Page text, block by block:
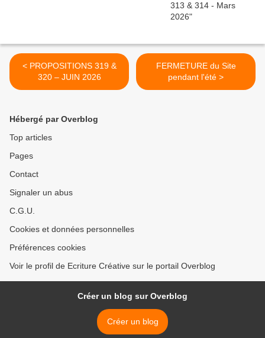
< PROPOSITIONS 319 &
320 – JUIN 2026
FERMETURE du Site
pendant l'été >
Hébergé par Overblog
Top articles
Pages
Contact
Signaler un abus
C.G.U.
Cookies et données personnelles
Préférences cookies
Voir le profil de Ecriture Créative sur le portail Overblog
Créer un blog sur Overblog
Créer un blog